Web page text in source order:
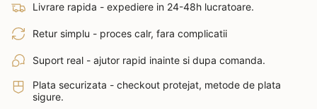
Livrare rapida - expediere in 24-48h lucratoare.
Retur simplu - proces calr, fara complicatii
Suport real - ajutor rapid inainte si dupa comanda.
Plata securizata - checkout protejat, metode de plata
sigure.